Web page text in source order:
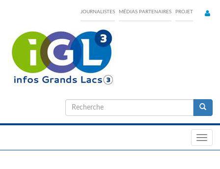
content
JOURNALISTES MÉDIAS PARTENAIRES PROJET
Formulaire
de